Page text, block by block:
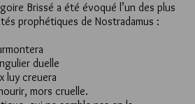
Brissé a été évoqué l’un des plus
prophétiques de Nostradamus :
duelle
luy creuera
mors cruelle.